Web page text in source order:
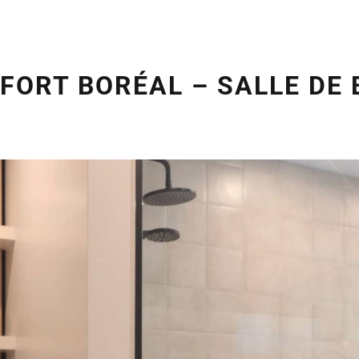
BORÉAL – SALLE DE